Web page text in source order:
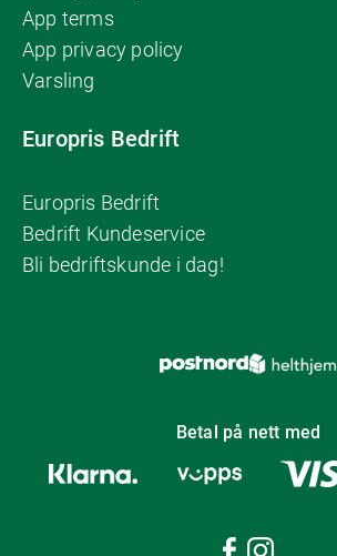
App terms
App privacy policy
Varsling
Europris Bedrift
Europris Bedrift
Bedrift Kundeservice
Bli bedriftskunde i dag!
Betal på nett med